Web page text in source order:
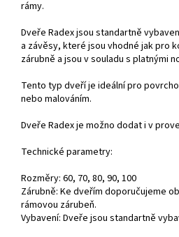
rámy.
Dveře Radex jsou standartně
a závěsy, které jsou vhodné jak pro
zárubně a jsou v souladu s platnými
Tento typ dveří je ideální pro
nebo malováním.
Dveře Radex je možno dodat i v
Technické parametry:
Rozměry: 60, 70, 80, 90, 100
Zárubně: Ke dveřím doporučujeme
rámovou zárubeň.
Vybavení: Dveře jsou standartně